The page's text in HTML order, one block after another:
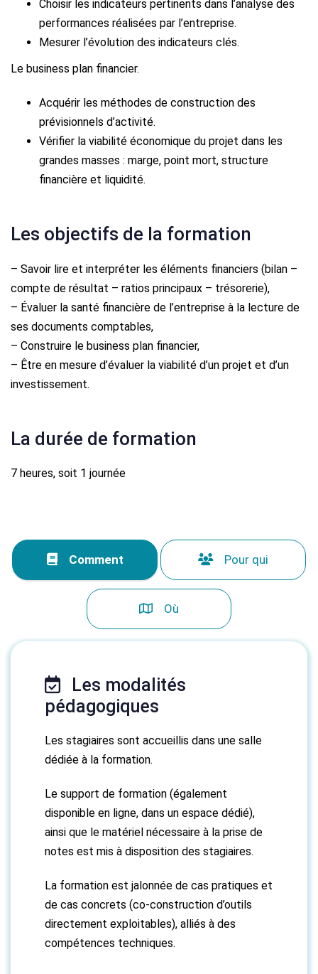
Choisir les indicateurs pertinents dans l’analyse des
performances réalisées par l’entreprise.
Mesurer l’évolution des indicateurs clés.
Le business plan financier.
Acquérir les méthodes de construction des
prévisionnels d’activité.
Vérifier la viabilité économique du projet dans les
grandes masses : marge, point mort, structure
financière et liquidité.
Les objectifs de la formation
– Savoir lire et interpréter les éléments financiers (bilan –
compte de résultat – ratios principaux – trésorerie),
– Évaluer la santé financière de l’entreprise à la lecture de
ses documents comptables,
– Construire le business plan financier,
– Être en mesure d’évaluer la viabilité d’un projet et d’un
investissement.
La durée de formation
7 heures, soit 1 journée
Comment Pour qui
Où
Les modalités
pédagogiques
Les stagiaires sont accueillis dans une salle
dédiée à la formation.
Le support de formation (également
disponible en ligne, dans un espace dédié),
ainsi que le matériel nécessaire à la prise de
notes est mis à disposition des stagiaires.
La formation est jalonnée de cas pratiques et
de cas concrets (co-construction d’outils
directement exploitables), alliés à des
compétences techniques.